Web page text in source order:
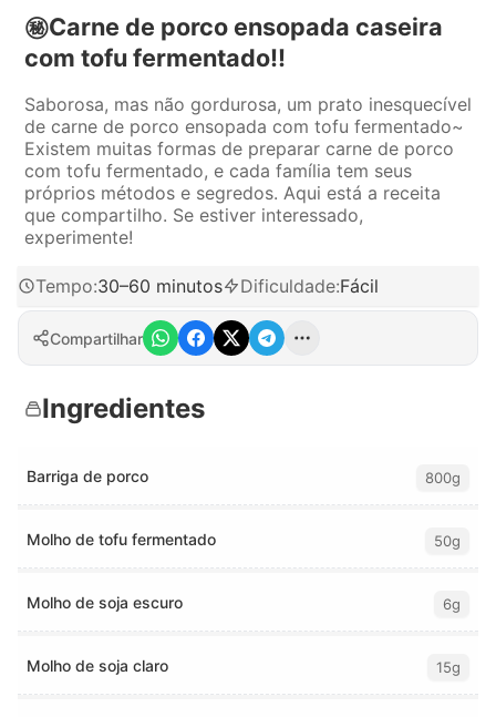
㊙️Carne de porco ensopada caseira
com tofu fermentado‼️
Saborosa, mas não gordurosa, um prato inesquecível
de carne de porco ensopada com tofu fermentado~
Existem muitas formas de preparar carne de porco
com tofu fermentado, e cada família tem seus
próprios métodos e segredos. Aqui está a receita
que compartilho. Se estiver interessado,
experimente!
Tempo:30–60 minutos Dificuldade:Fácil
Compartilhar
Ingredientes
Barriga de porco 800g
Molho de tofu fermentado 50g
Molho de soja escuro 6g
Molho de soja claro 15g